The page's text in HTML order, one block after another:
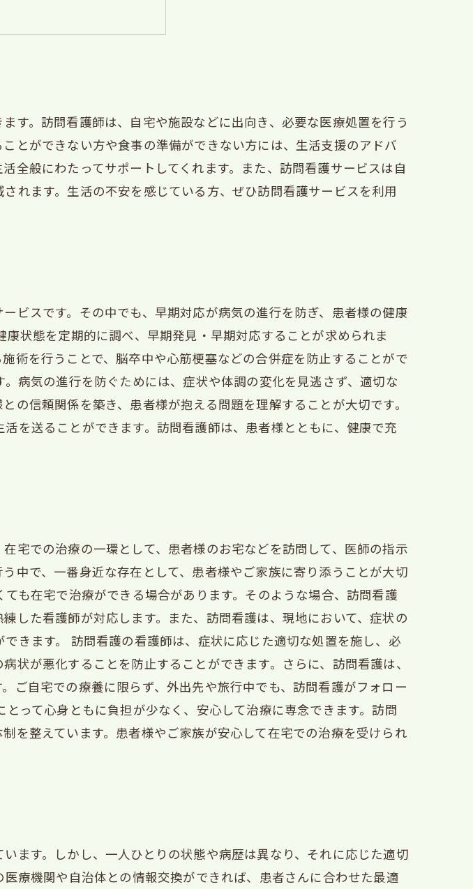
す。訪問看護師は、自宅や施設などに出向き、必要な医療処置を行う
とができない方や食事の準備ができない方には、生活支援のアドバ
全般にわたってサポートしてくれます。また、訪問看護サービスは自
れます。生活の不安を感じている方、ぜひ訪問看護サービスを利用
ビスです。その中でも、早期対応が病気の進行を防ぎ、患者様の健康
状態を定期的に調べ、早期発見・早期対応することが求められま
術を行うことで、脳卒中や心筋梗塞などの合併症を防止することがで
病気の進行を防ぐためには、症状や体調の変化を見逃さず、適切な
信頼関係を築き、患者様が抱える問題を理解することが大切です。
を送ることができます。訪問看護師は、患者様とともに、健康で充
宅での治療の一環として、患者様のお宅などを訪問して、医師の指示
中で、一番身近な存在として、患者様やご家族に寄り添うことが大切
も在宅で治療ができる場合があります。そのような場合、訪問看護
した看護師が対応します。また、訪問看護は、現地において、症状の
きます。 訪問看護の看護師は、症状に応じた適切な処置を施し、必
状が悪化することを防止することができます。さらに、訪問看護は、
ご自宅での療養に限らず、外出先や旅行中でも、訪問看護がフォロー
って心身ともに負担が少なく、安心して治療に専念できます。訪問
を整えています。患者様やご家族が安心して在宅での治療を受けられ
ます。しかし、一人ひとりの状態や病歴は異なり、それに応じた適切
療機関や自治体との情報交換ができれば、患者さんに合わせた最適